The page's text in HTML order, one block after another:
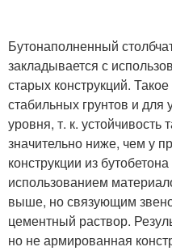
Бутонаполненный
закладывается с
старых конструкций.
стабильных грунтов и для
уровня, т. к. устойчивость
значительно ниже, чем у
конструкции из
использованием
выше, но связующим
цементный раствор.
но не армированная